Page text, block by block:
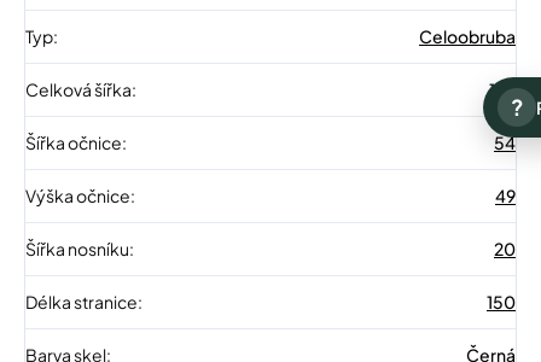
Typ: Celoobruba
Celková šířka: 146
Šířka očnice: 54
Výška očnice: 49
Šířka nosníku: 20
Délka stranice: 150
Barva skel: Černá
?